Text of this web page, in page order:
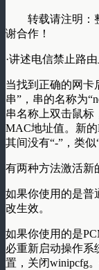
转载请注明：整
谢合作！
·讲述电信禁止路
当找到正确的网
串”，串的名称为
串名称上双击鼠标
MAC地址值。新
其间没有“-”，类似
有两种方法激活新
如果你使用的是普
改生效。
如果你使用的是
必重新启动操作系
置，关闭winipcfg